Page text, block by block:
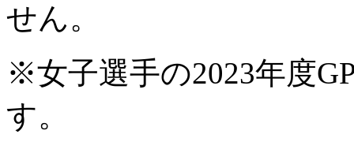
せん。
※女子選手の2023年度
す。